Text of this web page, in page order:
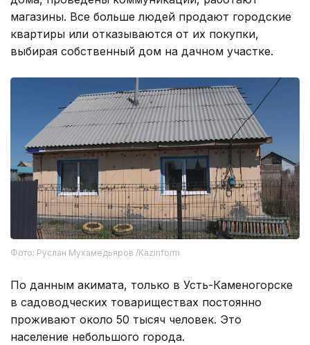
магазины. Все больше людей продают городские
квартиры или отказываются от их покупки,
выбирая собственный дом на дачном участке.
Фото: Руслан Мухамедьяров /Kazinform
По данным акимата, только в Усть-Каменогорске
в садоводческих товариществах постоянно
проживают около 50 тысяч человек. Это
население небольшого города.